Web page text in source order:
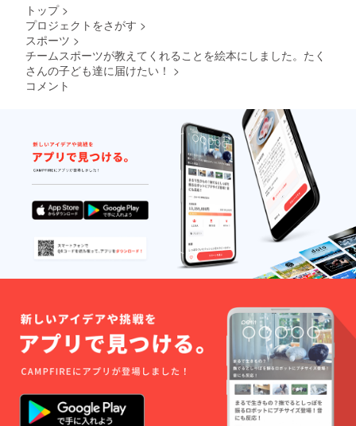
トップ >
プロジェクトをさがす >
スポーツ >
チームスポーツが教えてくれることを絵本にしました。たく
さんの子ども達に届けたい！ >
コメント